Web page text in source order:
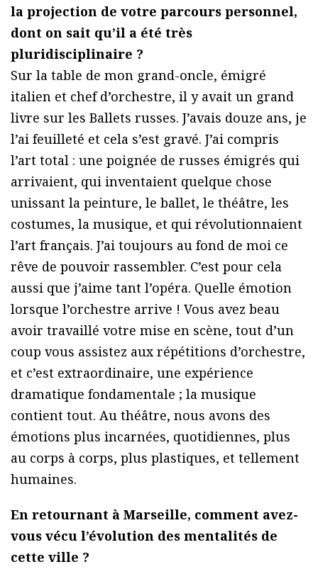
la projection de votre parcours personnel,
dont on sait qu’il a été très
pluridisciplinaire ?
Sur la table de mon grand-oncle, émigré
italien et chef d’orchestre, il y avait un grand
livre sur les Ballets russes. J’avais douze ans, je
l’ai feuilleté et cela s’est gravé. J’ai compris
l’art total : une poignée de russes émigrés qui
arrivaient, qui inventaient quelque chose
unissant la peinture, le ballet, le théâtre, les
costumes, la musique, et qui révolutionnaient
l’art français. J’ai toujours au fond de moi ce
rêve de pouvoir rassembler. C’est pour cela
aussi que j’aime tant l’opéra. Quelle émotion
lorsque l’orchestre arrive ! Vous avez beau
avoir travaillé votre mise en scène, tout d’un
coup vous assistez aux répétitions d’orchestre,
et c’est extraordinaire, une expérience
dramatique fondamentale ; la musique
contient tout. Au théâtre, nous avons des
émotions plus incarnées, quotidiennes, plus
au corps à corps, plus plastiques, et tellement
humaines.
En retournant à Marseille, comment avez-
vous vécu l’évolution des mentalités de
cette ville ?